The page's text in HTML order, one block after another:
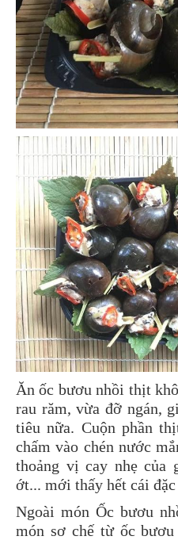
Ăn ốc bươu nhồi thịt
rau răm, vừa đỡ ngán,
tiêu nữa. Cuộn phần
chấm vào chén nước
thoảng vị cay nhẹ của
ớt... mới thấy hết cái
Ngoài món Ốc bươu
món sơ chế từ ốc